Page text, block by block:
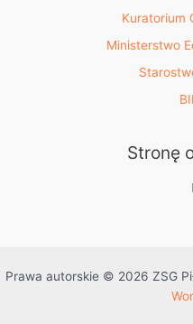
Kuratorium
Ministerstwo
Stronę
Prawa autorskie © 2026 ZSG